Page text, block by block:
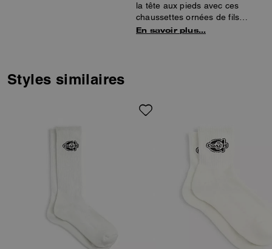
la tête aux pieds avec ces
chaussettes ornées de fils
métalliques qui leur confèrent
En savoir plus…
Styles similaires